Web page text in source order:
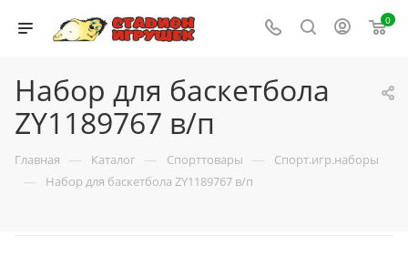
0
Набор для баскетбола
ZY1189767 в/п
Главная — Каталог — Спорттовары — Спорт.игр.наборы
— Набор для баскетбола ZY1189767 в/п